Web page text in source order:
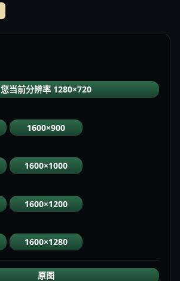
您当前分辨率 1280×720
1600×900
1600×1000
1600×1200
1600×1280
原图